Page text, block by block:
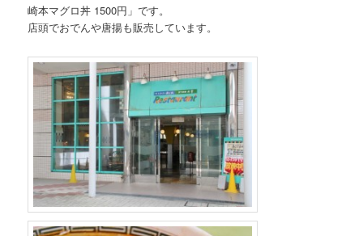
崎本マグロ丼 1500円」です。
店頭でおでんや唐揚も販売しています。